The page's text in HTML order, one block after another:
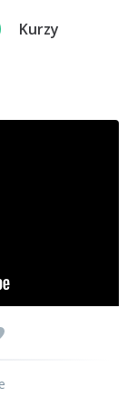
Kurzy